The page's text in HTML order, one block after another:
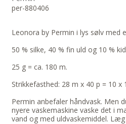
per-880406
Leonora by Permin i lys sølv med
50 % silke, 40 % fin uld og 10 %
25 g = ca. 180 m.
Strikkefasthed: 28 m x 40 p = 10 x
Permin anbefaler håndvask. Men
nyere vaskemaskine vaske det i
vand og med uldvaskemiddel.